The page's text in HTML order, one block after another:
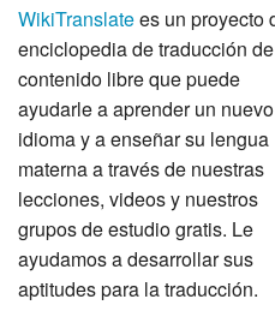
WikiTranslatees un proyecto
enciclopedia de traducción de
contenido libre que puede
ayudarle a aprender un nuevo
idioma y a enseñar su lengua
materna a través de nuestras
lecciones, videos y nuestros
grupos de estudio gratis. Le
ayudamos a desarrollar sus
aptitudes para la traducción.